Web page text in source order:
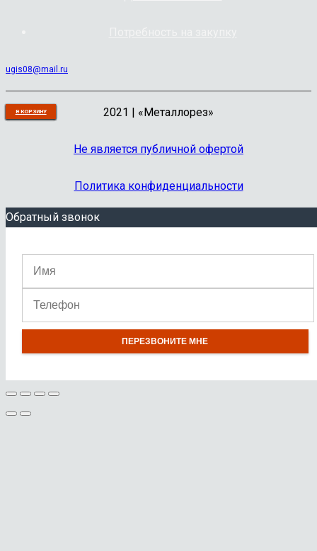
В КОРЗИНУ
В КОРЗИНУ
В КОРЗИНУ
В КОРЗИНУ
В КОРЗИНУ
В КОРЗИНУ
В КОРЗИНУ
В КОРЗИНУ
В КОРЗИНУ
В КОРЗИНУ
ugis08@mail.ru
2021 | «Металлорез»
Не является публичной офертой
Политика конфиденциальности
Обратный звонок